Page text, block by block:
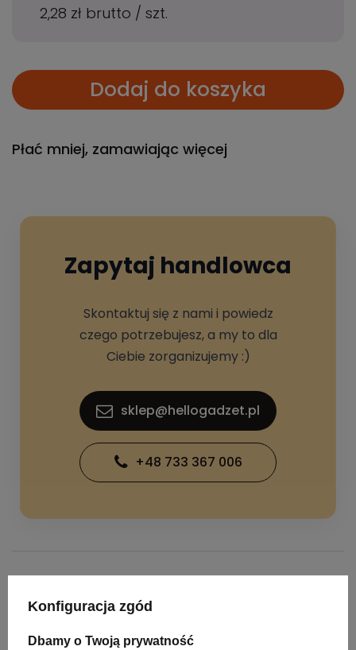
2,28 zł brutto / szt.
Dodaj do koszyka
Płać mniej, zamawiając więcej
Zapytaj handlowca
Skontaktuj się z nami i powiedz
czego potrzebujesz, a my to dla
Ciebie zorganizujemy :)
sklep@hellogadzet.pl
+48 733 367 006
Kolor czarny
Konfiguracja zgód
Dbamy o Twoją prywatność